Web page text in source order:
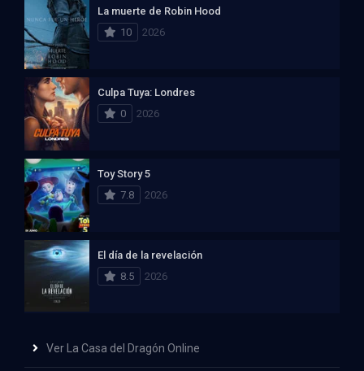
La muerte de Robin Hood
10
2026
Culpa Tuya: Londres
0
2026
Toy Story 5
7.8
2026
El día de la revelación
8.5
2026
Ver La Casa del Dragón Online